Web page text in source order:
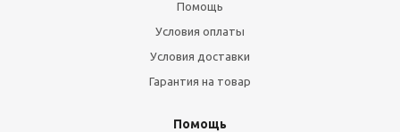
Помощь
Условия оплаты
Условия доставки
Гарантия на товар
Помощь